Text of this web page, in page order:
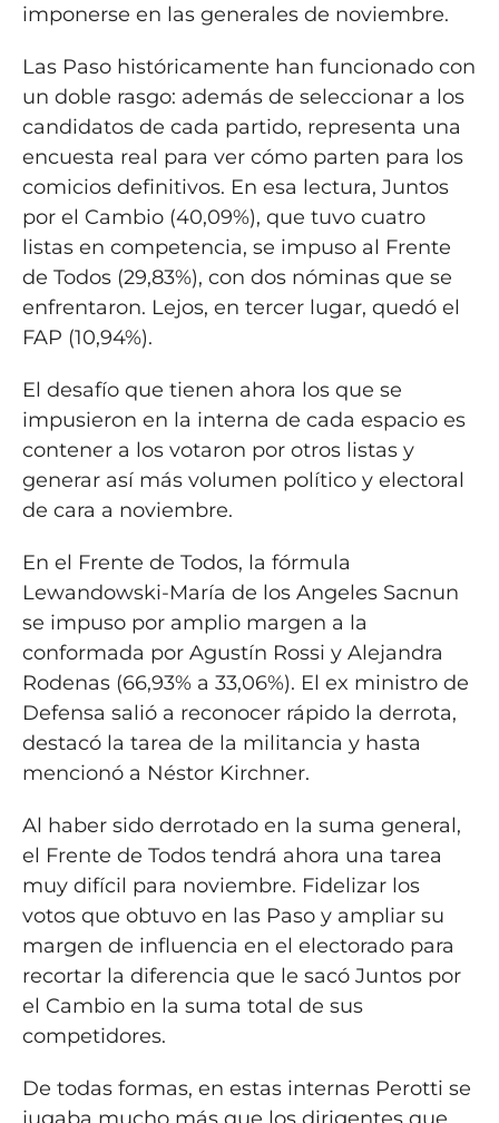
imponerse en las generales de noviembre.
Las Paso históricamente han funcionado con
un doble rasgo: además de seleccionar a los
candidatos de cada partido, representa una
encuesta real para ver cómo parten para los
comicios definitivos. En esa lectura, Juntos
por el Cambio (40,09%), que tuvo cuatro
listas en competencia, se impuso al Frente
de Todos (29,83%), con dos nóminas que se
enfrentaron. Lejos, en tercer lugar, quedó el
FAP (10,94%).
El desafío que tienen ahora los que se
impusieron en la interna de cada espacio es
contener a los votaron por otros listas y
generar así más volumen político y electoral
de cara a noviembre.
En el Frente de Todos, la fórmula
Lewandowski-María de los Angeles Sacnun
se impuso por amplio margen a la
conformada por Agustín Rossi y Alejandra
Rodenas (66,93% a 33,06%). El ex ministro de
Defensa salió a reconocer rápido la derrota,
destacó la tarea de la militancia y hasta
mencionó a Néstor Kirchner.
Al haber sido derrotado en la suma general,
el Frente de Todos tendrá ahora una tarea
muy difícil para noviembre. Fidelizar los
votos que obtuvo en las Paso y ampliar su
margen de influencia en el electorado para
recortar la diferencia que le sacó Juntos por
el Cambio en la suma total de sus
competidores.
De todas formas, en estas internas Perotti se
jugaba mucho más que los dirigentes que